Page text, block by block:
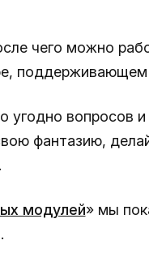
чего можно
поддерживающем
угодно вопросов
фантазию,
модулей» мы